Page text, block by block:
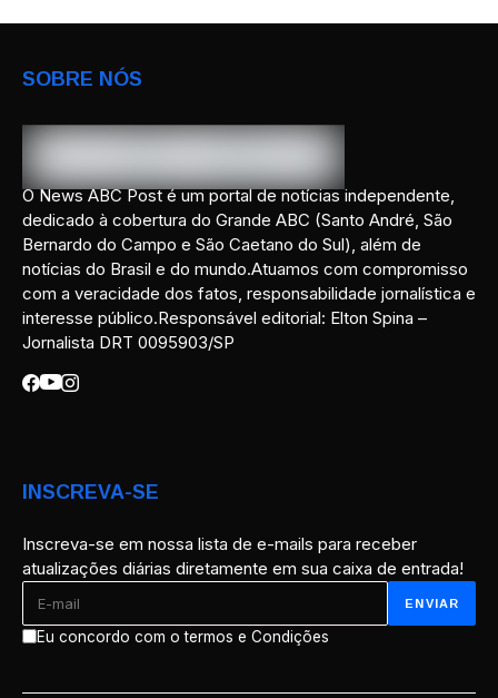
SOBRE NÓS
O News ABC Post é um portal de notícias independente,
dedicado à cobertura do Grande ABC (Santo André, São
Bernardo do Campo e São Caetano do Sul), além de
notícias do Brasil e do mundo.Atuamos com compromisso
com a veracidade dos fatos, responsabilidade jornalística e
interesse público.Responsável editorial: Elton Spina –
Jornalista DRT 0095903/SP
INSCREVA-SE
Inscreva-se em nossa lista de e-mails para receber
atualizações diárias diretamente em sua caixa de entrada!
Eu concordo com o termos e Condições